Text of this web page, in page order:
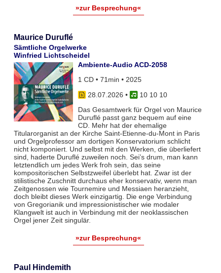
»zur Besprechung«
Maurice Duruflé
Sämtliche Orgelwerke
Winfried Lichtscheidel
Ambiente-Audio ACD-2058
1 CD • 71min • 2025
28.07.2026 •
10 10 10
Das Gesamtwerk für Orgel von Maurice
Duruflé passt ganz bequem auf eine
CD. Mehr hat der ehemalige
Titularorganist an der Kirche Saint-Etienne-du-Mont in Paris
und Orgelprofessor am dortigen Konservatorium schlicht
nicht komponiert. Und selbst mit den Werken, die überliefert
sind, haderte Duruflé zuweilen noch. Sei’s drum, man kann
letztendlich um jedes Werk froh sein, das seine
kompositorischen Selbstzweifel überlebt hat. Zwar ist der
stilistische Zuschnitt durchaus eher konservativ, wenn man
Zeitgenossen wie Tournemire und Messiaen heranzieht,
doch bleibt dieses Werk einzigartig. Die enge Verbindung
von Gregorianik und impressionistischer wie modaler
Klangwelt ist auch in Verbindung mit der neoklassischen
Orgel jener Zeit singulär.
»zur Besprechung«
Paul Hindemith